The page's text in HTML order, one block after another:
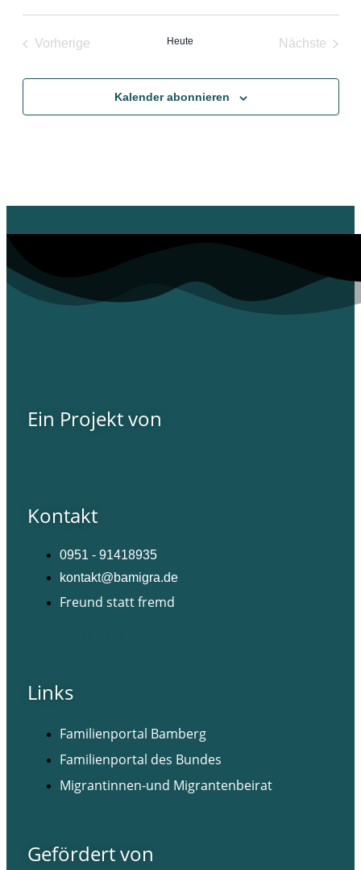
Datum
Vorherige
Heute
Nächste
Kalender abonnieren
Ein Projekt von
Kontakt
0951 - 91418935
kontakt@bamigra.de
Freund statt fremd
Links
Familienportal Bamberg
Familienportal des Bundes
Migrantinnen-und Migrantenbeirat
Gefördert von